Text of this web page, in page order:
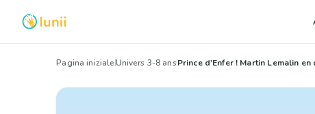
Pagina inizialeUnivers 3-8 ansPrince d'Enfer ! Martin Lemalin en